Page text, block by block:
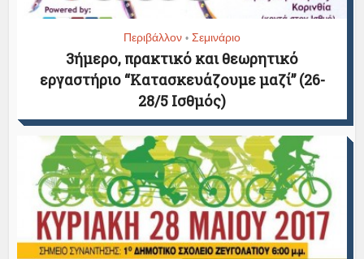
Περιβάλλον • Σεμινάριο
3ήμερο, πρακτικό και θεωρητικό
εργαστήριο “Κατασκευάζουμε μαζί” (26-
28/5 Ισθμός)